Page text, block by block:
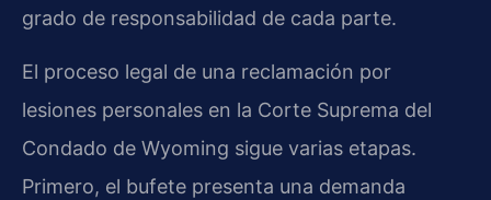
grado de responsabilidad de cada parte.
El proceso legal de una reclamación por
lesiones personales en la Corte Suprema del
Condado de Wyoming sigue varias etapas.
Primero, el bufete presenta una demanda